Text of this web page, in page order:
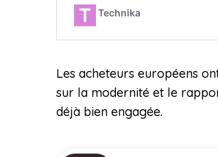
Les acheteurs européens
sur la modernité et le
déjà bien engagée.